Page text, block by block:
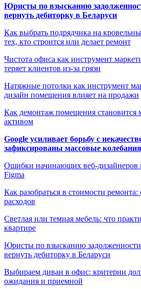
Юристы по взысканию
вернуть дебиторку в Беларуси
Как выбрать подрядчика на
тех, кто строится или делает ремонт
Чистота офиса как инструмент
теряет клиентов из-за грязи
Натяжные потолки как инструмент
дизайн помещения влияет на продажи
Как демонтаж помещения становится
активом
Google усиливает борьбу с
зафиксированы массовые
Ошибки начинающих веб-дизайнеров
Figma
Как разобраться в стоимости
расходов
Светлая или темная мебель: что
квартире
Юристы по взысканию
вернуть дебиторку в Беларуси
Выбираем диван в офис: критерии
ожидания и приемной